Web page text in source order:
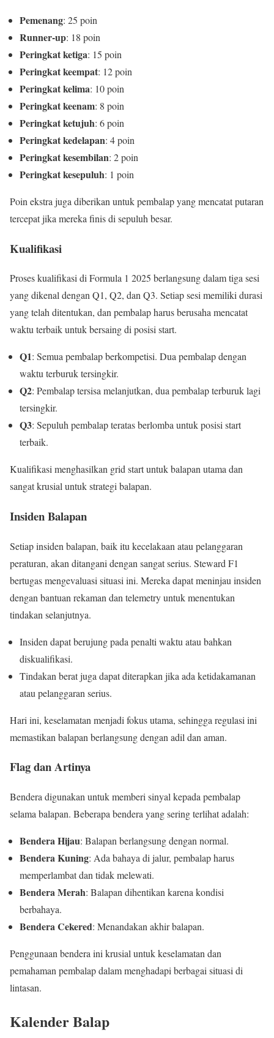
Pemenang: 25 poin
Runner-up: 18 poin
Peringkat ketiga: 15 poin
Peringkat keempat: 12 poin
Peringkat kelima: 10 poin
Peringkat keenam: 8 poin
Peringkat ketujuh: 6 poin
Peringkat kedelapan: 4 poin
Peringkat kesembilan: 2 poin
Peringkat kesepuluh: 1 poin
Poin ekstra juga diberikan untuk pembalap yang mencatat putaran
tercepat jika mereka finis di sepuluh besar.
Kualifikasi
Proses kualifikasi di Formula 1 2025 berlangsung dalam tiga sesi
yang dikenal dengan Q1, Q2, dan Q3. Setiap sesi memiliki durasi
yang telah ditentukan, dan pembalap harus berusaha mencatat
waktu terbaik untuk bersaing di posisi start.
Q1: Semua pembalap berkompetisi. Dua pembalap dengan
waktu terburuk tersingkir.
Q2: Pembalap tersisa melanjutkan, dua pembalap terburuk lagi
tersingkir.
Q3: Sepuluh pembalap teratas berlomba untuk posisi start
terbaik.
Kualifikasi menghasilkan grid start untuk balapan utama dan
sangat krusial untuk strategi balapan.
Insiden Balapan
Setiap insiden balapan, baik itu kecelakaan atau pelanggaran
peraturan, akan ditangani dengan sangat serius. Steward F1
bertugas mengevaluasi situasi ini. Mereka dapat meninjau insiden
dengan bantuan rekaman dan telemetry untuk menentukan
tindakan selanjutnya.
Insiden dapat berujung pada penalti waktu atau bahkan
diskualifikasi.
Tindakan berat juga dapat diterapkan jika ada ketidakamanan
atau pelanggaran serius.
Hari ini, keselamatan menjadi fokus utama, sehingga regulasi ini
memastikan balapan berlangsung dengan adil dan aman.
Flag dan Artinya
Bendera digunakan untuk memberi sinyal kepada pembalap
selama balapan. Beberapa bendera yang sering terlihat adalah:
Bendera Hijau: Balapan berlangsung dengan normal.
Bendera Kuning: Ada bahaya di jalur, pembalap harus
memperlambat dan tidak melewati.
Bendera Merah: Balapan dihentikan karena kondisi
berbahaya.
Bendera Cekered: Menandakan akhir balapan.
Penggunaan bendera ini krusial untuk keselamatan dan
pemahaman pembalap dalam menghadapi berbagai situasi di
lintasan.
Kalender Balap